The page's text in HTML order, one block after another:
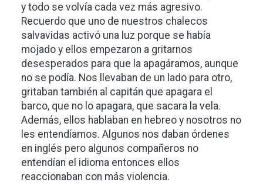
y todo se volvía cada vez más agresivo.
Recuerdo que uno de nuestros chalecos
salvavidas activó una luz porque se había
mojado y ellos empezaron a gritarnos
desesperados para que la apagáramos, aunque
no se podía. Nos llevaban de un lado para otro,
gritaban también al capitán que apagara el
barco, que no lo apagara, que sacara la vela.
Además, ellos hablaban en hebreo y nosotros no
les entendíamos. Algunos nos daban órdenes
en inglés pero algunos compañeros no
entendían el idioma entonces ellos
reaccionaban con más violencia.